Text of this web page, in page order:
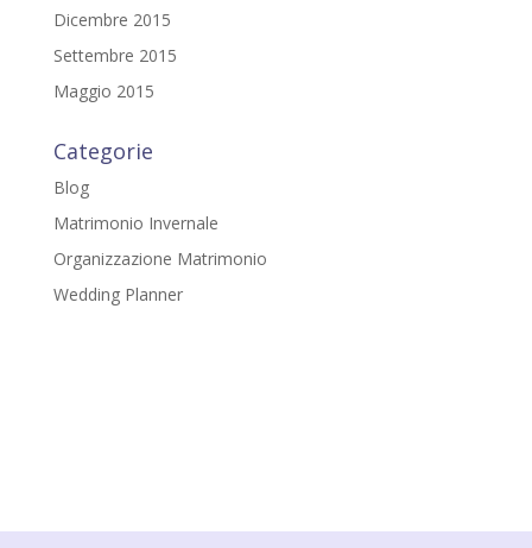
Dicembre 2015
Settembre 2015
Maggio 2015
Categorie
Blog
Matrimonio Invernale
Organizzazione Matrimonio
Wedding Planner